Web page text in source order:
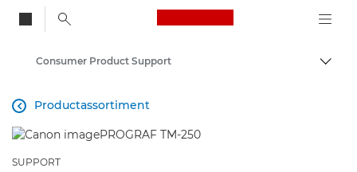
Canon Logo, back
Consumer Product Support
Productassortiment

SUPPORT